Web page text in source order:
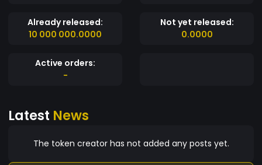
propiedades de alquiler de vacaciones y que
generan ingresos. CONFIAREMOS EN GRANDE EN
COMPRA DIRECTA. ESTA SERÁ UNA GRAN OPCIÓN
A LARGO PLAZO YA QUE EL VALOR DEL Master
Already released:
10 000 000.0000
Not yet released:
0.0000
Active orders:
-
Latest News
The token creator has not added any posts yet.